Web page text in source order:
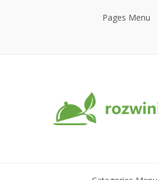
Pages Menu